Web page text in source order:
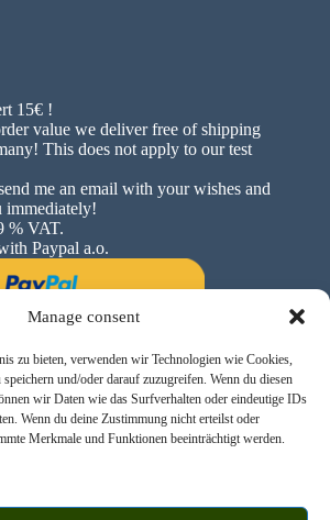
Manage consent
zu bieten, verwenden wir Technologien wie Cookies,
und/oder darauf zuzugreifen. Wenn du diesen
wir Daten wie das Surfverhalten oder eindeutige IDs
Wenn du deine Zustimmung nicht erteilst oder
Merkmale und Funktionen beeinträchtigt werden.
15€ !
value we deliver free of shipping
This does not apply to our test
me an email with your wishes and
% VAT.
Paypal a.o.